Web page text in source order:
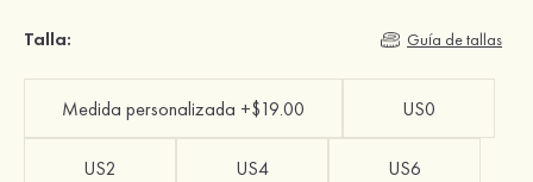
Talla: Guía de tallas
Medida personalizada +$19.00 US0
US2 US4 US6